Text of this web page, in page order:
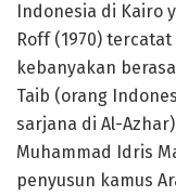
Indonesia di Kairo
Roff (1970)
kebanyakan
Taib (orang
sarjana di Al-
Muhammad Idris
penyusun kamus